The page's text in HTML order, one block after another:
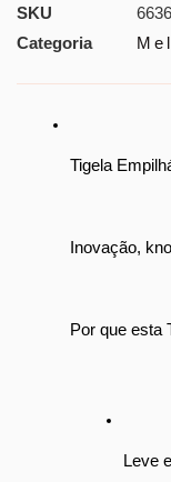
SKU
6636
Categoria
Tigela
Inovação,
Por que esta
Leve